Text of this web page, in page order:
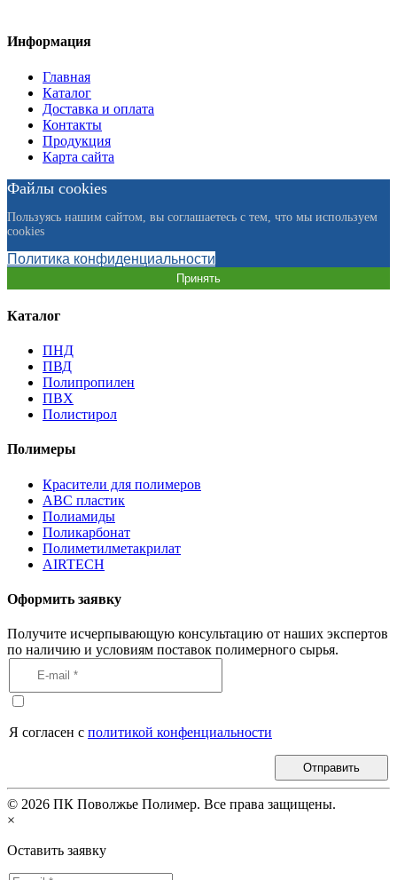
Информация
Главная
Каталог
Доставка и оплата
Контакты
Продукция
Карта сайта
Файлы cookies
Пользуясь нашим сайтом, вы соглашаетесь с тем, что мы используем
cookies
Политика конфиденциальности
Принять
Каталог
ПНД
ПВД
Полипропилен
ПВХ
Полистирол
Полимеры
Красители для полимеров
АВС пластик
Полиамиды
Поликарбонат
Полиметилметакрилат
AIRTECH
Оформить заявку
Получите исчерпывающую консультацию от наших экспертов
по наличию и условиям поставок полимерного сырья.
Я согласен с политикой конфенциальности
Отправить
© 2026 ПК Поволжье Полимер. Все права защищены.
×
Оставить заявку